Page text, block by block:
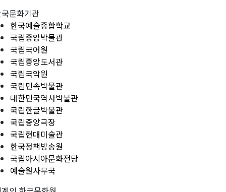
문화기관
한국예술종합학교
국립중앙박물관
국립국어원
국립중앙도서관
국립국악원
국립민속박물관
대한민국역사박물관
국립한글박물관
국립중앙극장
국립현대미술관
한국정책방송원
국립아시아문화전당
예술원사무국